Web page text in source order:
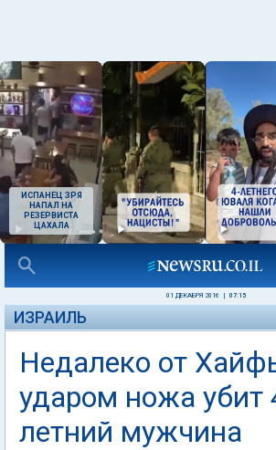
ИСПАНЕЦ ЗРЯ
НАПАЛ НА
РЕЗЕРВИСТА
ЦАХАЛА
01 ДЕКАБРЯ 2016 07:15
ИЗРАИЛЬ
Недалеко от
ударом ножа убит
летний мужчина